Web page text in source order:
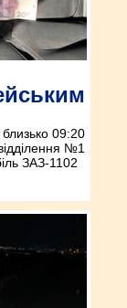
09:20
№1
ЗАЗ-1102